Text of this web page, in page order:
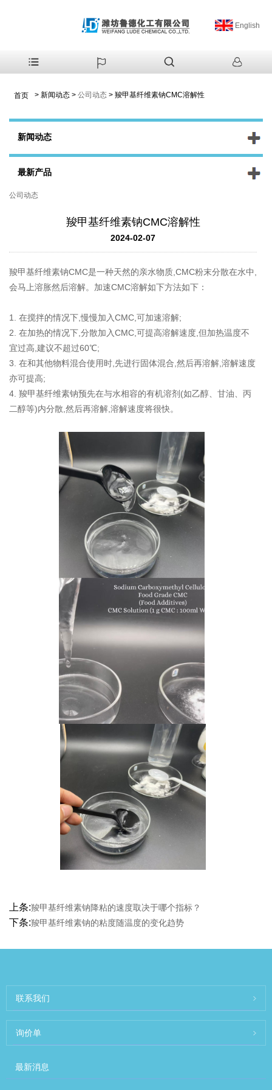
English
首页 > 新闻动态 > 公司动态 > 羧甲基纤维素钠CMC溶解性
新闻动态
最新产品
公司动态
羧甲基纤维素钠CMC溶解性
2024-02-07
羧甲基纤维素钠CMC是一种天然的亲水物质,CMC粉末分散在水中,
会马上溶胀然后溶解。加速CMC溶解如下方法如下：
1. 在搅拌的情况下,慢慢加入CMC,可加速溶解;
2. 在加热的情况下,分散加入CMC,可提高溶解速度,但加热温度不
宜过高,建议不超过60℃;
3. 在和其他物料混合使用时,先进行固体混合,然后再溶解,溶解速度
亦可提高;
4. 羧甲基纤维素钠预先在与水相容的有机溶剂(如乙醇、甘油、丙
二醇等)内分散,然后再溶解,溶解速度将很快。
上条:羧甲基纤维素钠降粘的速度取决于哪个指标？
下条:羧甲基纤维素钠的粘度随温度的变化趋势
联系我们
询价单
最新消息